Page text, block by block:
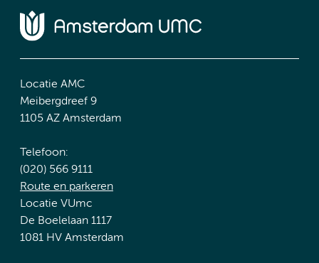
Locatie AMC
Meibergdreef 9
1105 AZ Amsterdam
Telefoon:
(020) 566 9111
Route en parkeren
Locatie VUmc
De Boelelaan 1117
1081 HV Amsterdam